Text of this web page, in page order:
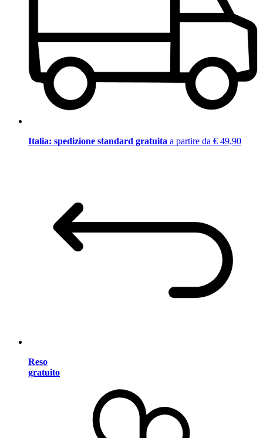
Italia: spedizione standard gratuita a partire da € 49,90
Reso
gratuito